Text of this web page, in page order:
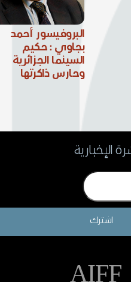
البروفيسور أحمد
بجاوي : حكيم
السينما الجزائرية
وحارس ذاكرتها
الإخبارية
اشترك
AIFF